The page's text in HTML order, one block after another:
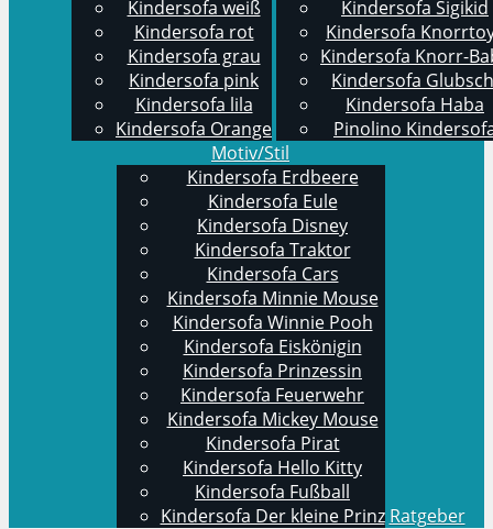
Kindersofa weiß
Kindersofa rot
Kindersofa grau
Kindersofa pink
Kindersofa lila
Kindersofa Orange
Kindersofa Sigikid
Kindersofa
Kindersofa Knorr-
Kindersofa
Kindersofa Haba
Pinolino
Motiv/Stil
Kindersofa Erdbeere
Kindersofa Eule
Kindersofa Disney
Kindersofa Traktor
Kindersofa Cars
Kindersofa Minnie Mouse
Kindersofa Winnie Pooh
Kindersofa Eiskönigin
Kindersofa Prinzessin
Kindersofa Feuerwehr
Kindersofa Mickey Mouse
Kindersofa Pirat
Kindersofa Hello Kitty
Kindersofa Fußball
Kindersofa Der kleine Prinz Ratgeber